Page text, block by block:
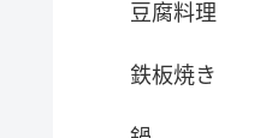
豆腐料理
鉄板焼き